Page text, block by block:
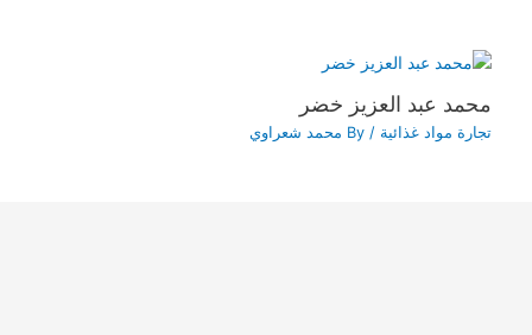
محمد عبد العزيز خضر
تجارة مواد غذائية / By محمد شعراوي